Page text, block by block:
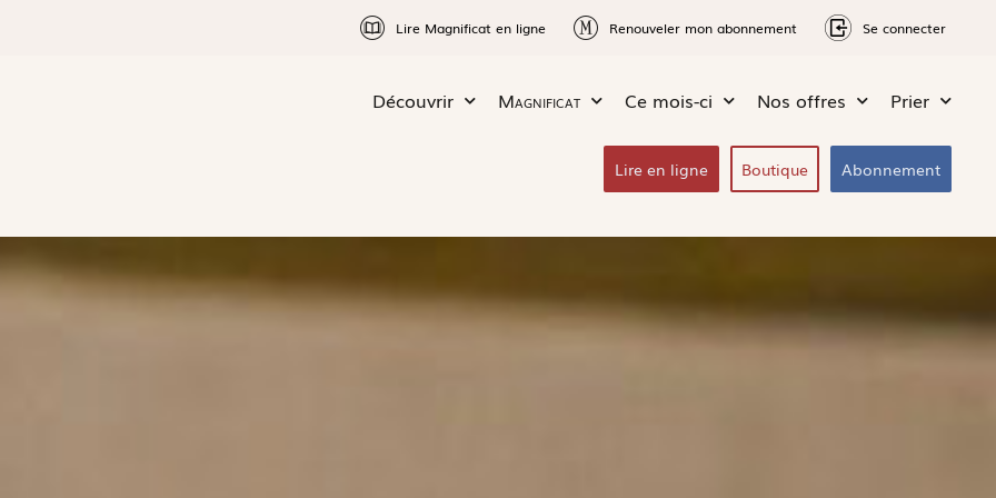
Lire Magnificat en ligne Renouveler mon abonnement Se connecter
Découvrir Magnificat Ce mois-ci Nos offres Prier
Lire en ligne Boutique Abonnement